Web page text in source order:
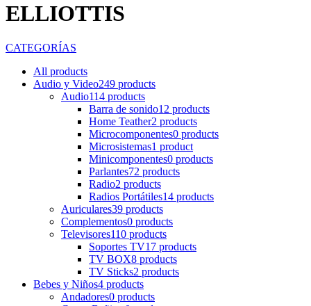
ELLIOTTIS
CATEGORÍAS
All products
Audio y Video249 products
Audio114 products
Barra de sonido12 products
Home Teather2 products
Microcomponentes0 products
Microsistemas1 product
Minicomponentes0 products
Parlantes72 products
Radio2 products
Radios Portátiles14 products
Auriculares39 products
Complementos0 products
Televisores110 products
Soportes TV17 products
TV BOX8 products
TV Sticks2 products
Bebes y Niños4 products
Andadores0 products